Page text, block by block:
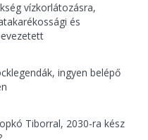
vízkorlátozásra,
és
ingyen belépő
Tiborral, 2030-ra kész